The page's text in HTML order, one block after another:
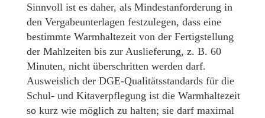
Sinnvoll ist es daher, als Mindestanforderung in
den Vergabeunterlagen festzulegen, dass eine
bestimmte Warmhaltezeit von der Fertigstellung
der Mahlzeiten bis zur Auslieferung, z. B. 60
Minuten, nicht überschritten werden darf.
Ausweislich der DGE-Qualitätsstandards für die
Schul- und Kitaverpflegung ist die Warmhaltezeit
so kurz wie möglich zu halten; sie darf maximal